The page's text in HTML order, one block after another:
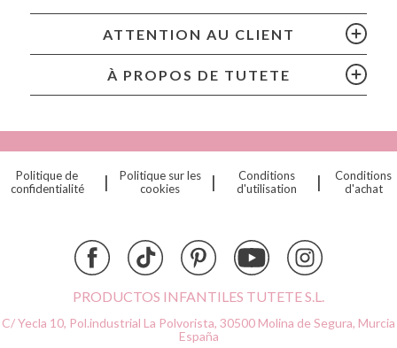
Cristina de Jos'h
Djeco
ATTENTION AU CLIENT
À PROPOS DE TUTETE
Politique de
confidentialité
|
Politique sur les
cookies
|
Conditions
d'utilisation
|
Conditions
d'achat
PRODUCTOS INFANTILES TUTETE S.L.
C/ Yecla 10, Pol.industrial La Polvorista, 30500 Molina de Segura, Murcia
España